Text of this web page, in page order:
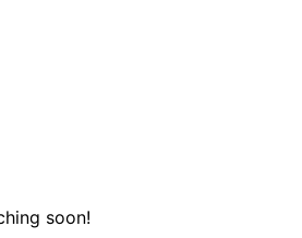
soon!